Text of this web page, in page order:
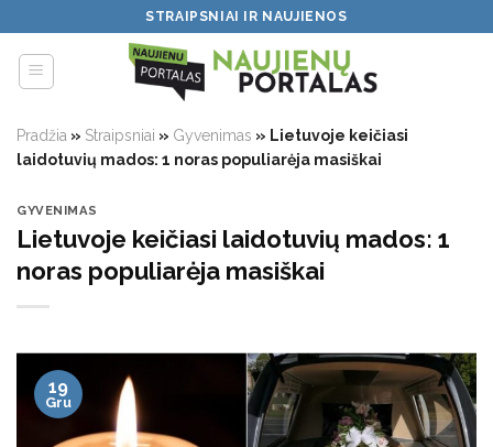
to
content
STRAIPSNIAI IR NAUJIENOS
Pradžia » Straipsniai » Gyvenimas » Lietuvoje keičiasi
laidotuvių mados: 1 noras populiarėja masiškai
GYVENIMAS
Lietuvoje keičiasi laidotuvių mados: 1
noras populiarėja masiškai
19
Gru